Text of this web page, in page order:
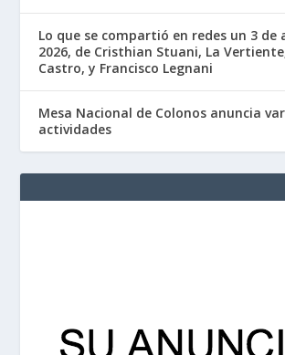
Lo que se compartió en redes un 3 de
2026, de Cristhian Stuani, La
Castro, y Francisco Legnani
Mesa Nacional de Colonos anuncia
actividades